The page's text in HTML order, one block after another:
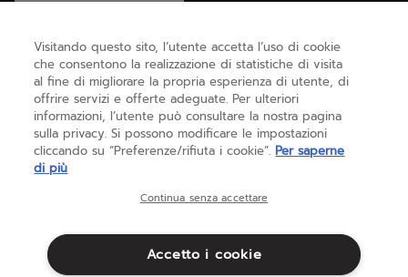
AIUTO
CHI SIAMO
Visitando questo sito, l’utente accetta l’uso di cookie
che consentono la realizzazione di statistiche di visita
al fine di migliorare la propria esperienza di utente, di
offrire servizi e offerte adeguate. Per ulteriori
informazioni, l’utente può consultare la nostra pagina
sulla privacy. Si possono modificare le impostazioni
cliccando su “Preferenze/rifiuta i cookie”. Per saperne
di più
Continua senza accettare
Accetto i cookie